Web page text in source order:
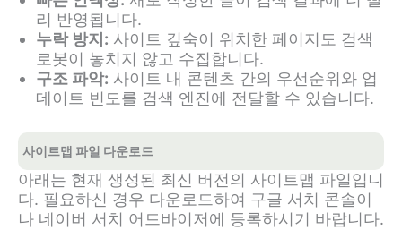
리 반영됩니다.
누락 방지: 사이트 깊숙이 위치한 페이지도 검색
로봇이 놓치지 않고 수집합니다.
구조 파악: 사이트 내 콘텐츠 간의 우선순위와 업
데이트 빈도를 검색 엔진에 전달할 수 있습니다.
사이트맵 파일 다운로드
아래는 현재 생성된 최신 버전의 사이트맵 파일입니
다. 필요하신 경우 다운로드하여 구글 서치 콘솔이
나 네이버 서치 어드바이저에 등록하시기 바랍니다.